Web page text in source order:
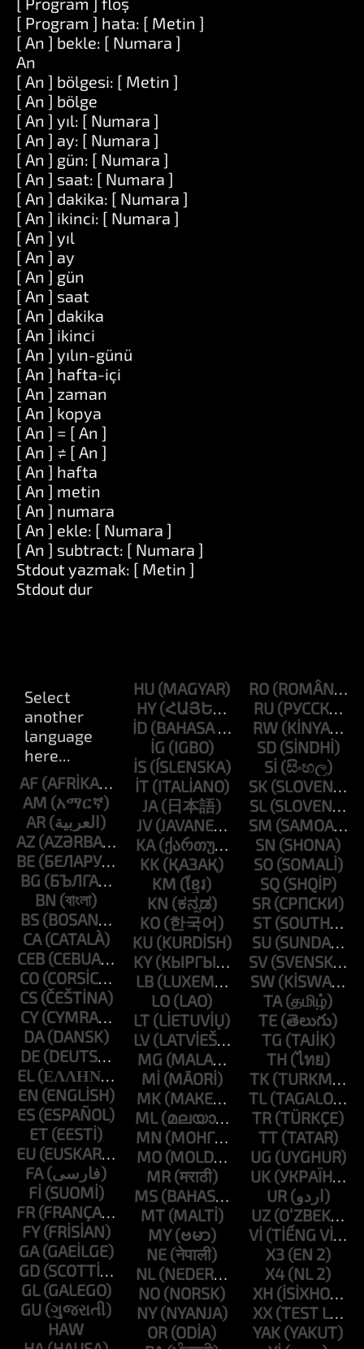
[ Program ] hata: [ Metin ]
[ An ] bekle: [ Numara ]
An
[ An ] bölgesi: [ Metin ]
[ An ] bölge
[ An ] yıl: [ Numara ]
[ An ] ay: [ Numara ]
[ An ] gün: [ Numara ]
[ An ] saat: [ Numara ]
[ An ] dakika: [ Numara ]
[ An ] ikinci: [ Numara ]
[ An ] yıl
[ An ] ay
[ An ] gün
[ An ] saat
[ An ] dakika
[ An ] ikinci
[ An ] yılın-günü
[ An ] hafta-içi
[ An ] zaman
[ An ] kopya
[ An ] = [ An ]
[ An ] ≠ [ An ]
[ An ] hafta
[ An ] metin
[ An ] numara
[ An ] ekle: [ Numara ]
[ An ] subtract: [ Numara ]
Stdout yazmak: [ Metin ]
Stdout dur
AF
AM
AR
AZ
BE
BG
BN
BS
CA
CEB
CO
CS
CY
DA
DE
EL
EN
ES
ET
EU
FA
FI
FR
FY
GA
GD
GL
GU
HAW
HU
HY
ID
IG
IS
IT
JA
JV
KA
KK
KM
KN
KO
KU
KY
LB
LO
LT
LV
MG
MI
MK
ML
MN
MO
MR
MS
MT
MY
NE
NL
NO
NY
OR
RO
RU
RW
SD
SI
SK
SL
SM
SN
SO
SQ
SR
ST
SU
SV
SW
TA
TE
TG
TH
TK
TL
TR
TT
UG
UK
UR
UZ
VI
X3
X4
XH
XX
YAK